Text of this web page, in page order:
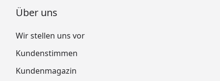
Über uns
Wir stellen uns vor
Kundenstimmen
Kundenmagazin